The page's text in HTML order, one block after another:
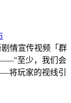
情宣传视频「群
——"至少，我们会
将玩家的视线引